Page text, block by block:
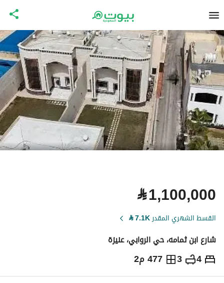
⃁1,100,000
القسط الشهري المقدر7.1K
⃁
شارع ابن ثمامه، حي الروابي، عنيزة
4
3 477 م2 ⃁
1,100,000